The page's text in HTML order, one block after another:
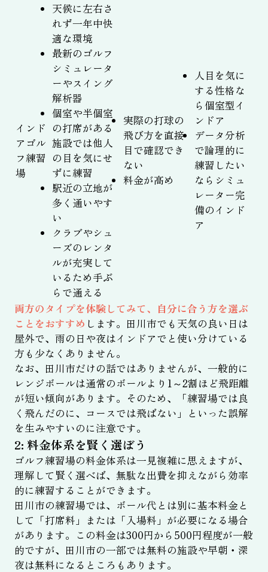
インド
アゴル
フ練習
場
天候に左右さ
れず一年中快
適な環境
最新のゴルフ
シミュレータ
ーやスイング
解析器
個室や半個室
の打席がある
施設では他人
の目を気にせ
ずに練習
駅近の立地が
多く通いやす
い
クラブやシュ
ーズのレンタ
ルが充実して
いるため手ぶ
らで通える
実際の打球の
飛び方を直接
目で確認でき
ない
料金が高め
人目を気に
する性格な
ら個室型イ
ンドア
データ分析
で論理的に
練習したい
ならシミュ
レーター完
備のインド
ア
両方のタイプを体験してみて、自分に合う方を選ぶ
ことをおすすめ します。田川市でも天気の良い日は
屋外で、雨の日や夜はインドアでと使い分けている
方も少なくありません。
なお、田川市だけの話ではありませんが、一般的に
レンジボールは通常のボールより1～2割ほど飛距離
が短い傾向があります。そのため、「練習場では良
く飛んだのに、コースでは飛ばない」といった誤解
を生みやすいのに注意です。
2: 料金体系を賢く選ぼう
ゴルフ練習場の料金体系は一見複雑に思えますが、
理解して賢く選べば、無駄な出費を抑えながら効率
的に練習することができます。
田川市の練習場では、ボール代とは別に基本料金と
して「打席料」または「入場料」が必要になる場合
があります。この料金は300円から500円程度が一般
的ですが、田川市の一部では無料の施設や早朝・深
夜は無料になるところもあります。